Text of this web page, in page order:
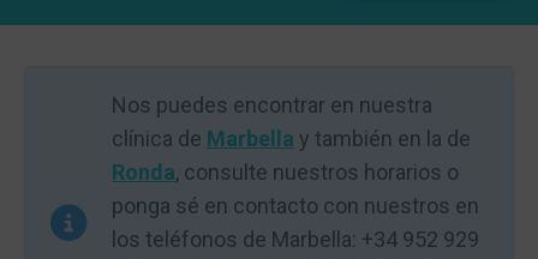
Nos puedes encontrar en nuestra
clínica de Marbella y también en la de
Ronda, consulte nuestros horarios o
ponga sé en contacto con nuestros en
los teléfonos de Marbella: +34 952 929